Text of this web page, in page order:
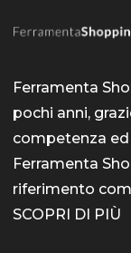
Ferramenta
pochi anni,
competenza
Ferramenta
riferimento
SCOPRI DI PIÙ